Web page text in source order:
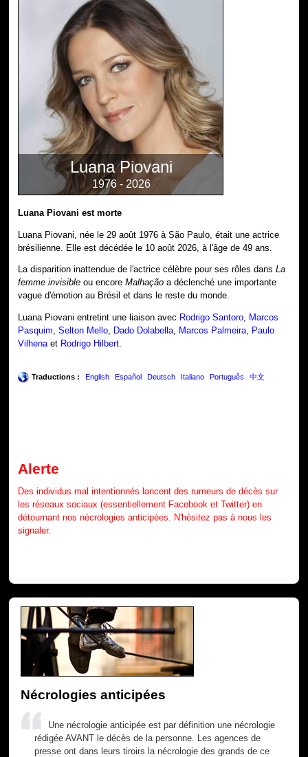
Luana Piovani
1976 - 2026
Luana Piovani est morte
Luana Piovani, née le 29 août 1976 à São Paulo, était une actrice
brésilienne. Elle est décédée le 10 août 2026, à l'âge de 49 ans.
La disparition inattendue de l'actrice célèbre pour ses rôles dansLa
femme invisible ou encoreMalhação a déclenché une importante
vague d'émotion au Brésil et dans le reste du monde.
Luana Piovani entretint une liaison avec Rodrigo Santoro, Marcos
Pasquim,Selton Mello, Dado Dolabella, Marcos Palmeira, Paulo
Vilhenaet Rodrigo Hilbert.
Traductions : English Español Deutsch Italiano Português 中文
Alerte
Des individus mal intentionnés lancent des rumeurs de décès sur
les réseaux sociaux (essentiellement Facebook et Twitter) en
détournant nos nécrologies anticipées. N'hésitez pas à nous les
signaler.
Nécrologies anticipées
Une nécrologie anticipée est par définition une nécrologie
rédigée AVANT le décès de la personne. Les agences de
presse ont dans leurs tiroirs la nécrologie des grands de ce